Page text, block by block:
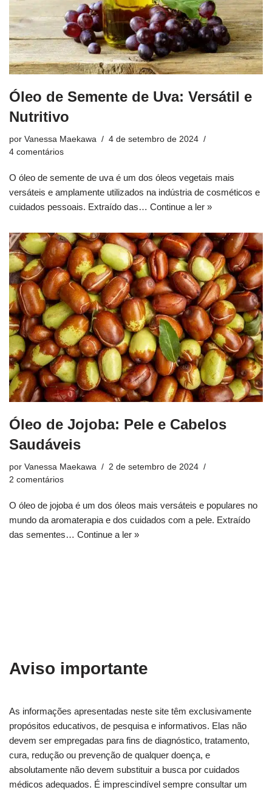
Óleo de Semente de Uva: Versátil e
Nutritivo
por Vanessa Maekawa
4 de setembro de 2024
4 comentários
O óleo de semente de uva é um dos óleos vegetais mais
versáteis e amplamente utilizados na indústria de cosméticos e
cuidados pessoais. Extraído das… Continue a ler »
Óleo de Jojoba: Pele e Cabelos
Saudáveis
por Vanessa Maekawa
2 de setembro de 2024
2 comentários
O óleo de jojoba é um dos óleos mais versáteis e populares no
mundo da aromaterapia e dos cuidados com a pele. Extraído
das sementes… Continue a ler »
Aviso importante
As informações apresentadas neste site têm exclusivamente
propósitos educativos, de pesquisa e informativos. Elas não
devem ser empregadas para fins de diagnóstico, tratamento,
cura, redução ou prevenção de qualquer doença, e
absolutamente não devem substituir a busca por cuidados
médicos adequados. É imprescindível sempre consultar um